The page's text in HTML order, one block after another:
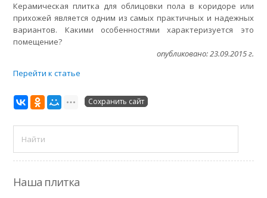
Керамическая плитка для облицовки пола в коридоре или
прихожей является одним из самых практичных и надежных
вариантов. Какими особенностями характеризуется это
помещение?
опубликовано: 23.09.2015 г.
Перейти к статье
Сохранить сайт
Наша плитка